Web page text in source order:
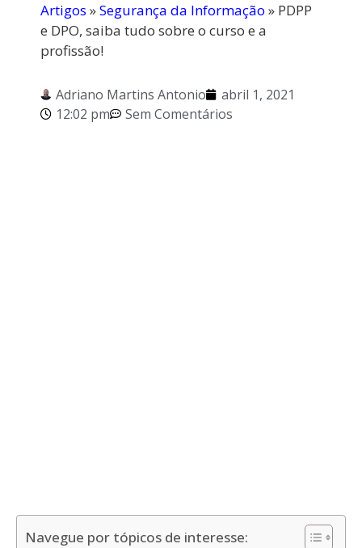
Artigos »Segurança da Informação » PDPP
e DPO, saiba tudo sobre o curso e a
profissão!
Adriano Martins Antonio
abril 1, 2021
12:02 pm
Sem Comentários
Navegue por tópicos de interesse: